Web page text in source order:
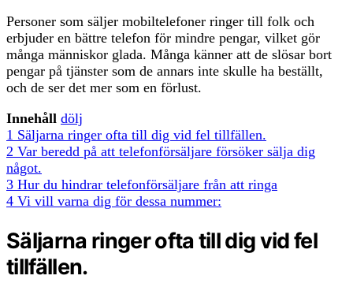
Personer som säljer mobiltelefoner ringer till folk och
erbjuder en bättre telefon för mindre pengar, vilket gör
många människor glada. Många känner att de slösar bort
pengar på tjänster som de annars inte skulle ha beställt,
och de ser det mer som en förlust.
Innehåll dölj
1 Säljarna ringer ofta till dig vid fel tillfällen.
2 Var beredd på att telefonförsäljare försöker sälja dig
något.
3 Hur du hindrar telefonförsäljare från att ringa
4 Vi vill varna dig för dessa nummer:
Säljarna ringer ofta till dig vid fel
tillfällen.